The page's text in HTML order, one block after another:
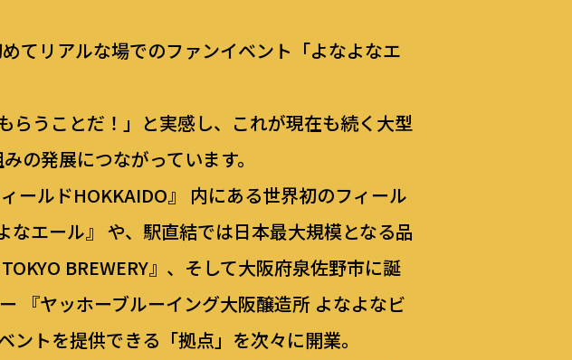
てリアルな場でのファンイベント「よなよなエ
らうことだ！」と実感し、これが現在も続く大型
の発展につながっています。
ールドHOKKAIDO』 内にある世界初のフィール
エール』 や、駅直結では日本最大規模となる品
BREWERY』、そして大阪府泉佐野市に誕
『ヤッホーブルーイング大阪醸造所 よなよなビ
トを提供できる「拠点」を次々に開業。